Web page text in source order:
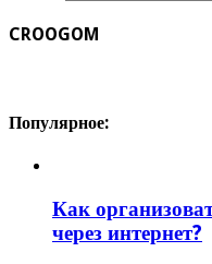
CROOGOM
Популярное:
Как
через интернет?